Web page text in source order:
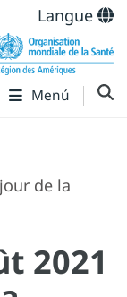
Langue
Menú
de la
2021